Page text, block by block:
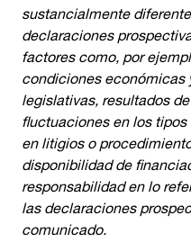
sustancialmente
declaraciones
factores como, por
condiciones
legislativas, resultados
fluctuaciones en los
en litigios o
disponibilidad de
responsabilidad en lo
las declaraciones
comunicado.